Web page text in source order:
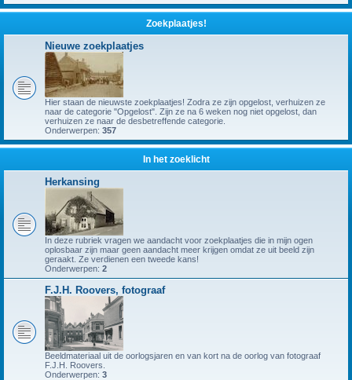
Zoekplaatjes!
Nieuwe zoekplaatjes
Hier staan de nieuwste zoekplaatjes! Zodra ze zijn opgelost, verhuizen ze
naar de categorie "Opgelost". Zijn ze na 6 weken nog niet opgelost, dan
verhuizen ze naar de desbetreffende categorie.
Onderwerpen: 357
In het zoeklicht
Herkansing
In deze rubriek vragen we aandacht voor zoekplaatjes die in mijn ogen
oplosbaar zijn maar geen aandacht meer krijgen omdat ze uit beeld zijn
geraakt. Ze verdienen een tweede kans!
Onderwerpen: 2
F.J.H. Roovers, fotograaf
Beeldmateriaal uit de oorlogsjaren en van kort na de oorlog van fotograaf
F.J.H. Roovers.
Onderwerpen: 3